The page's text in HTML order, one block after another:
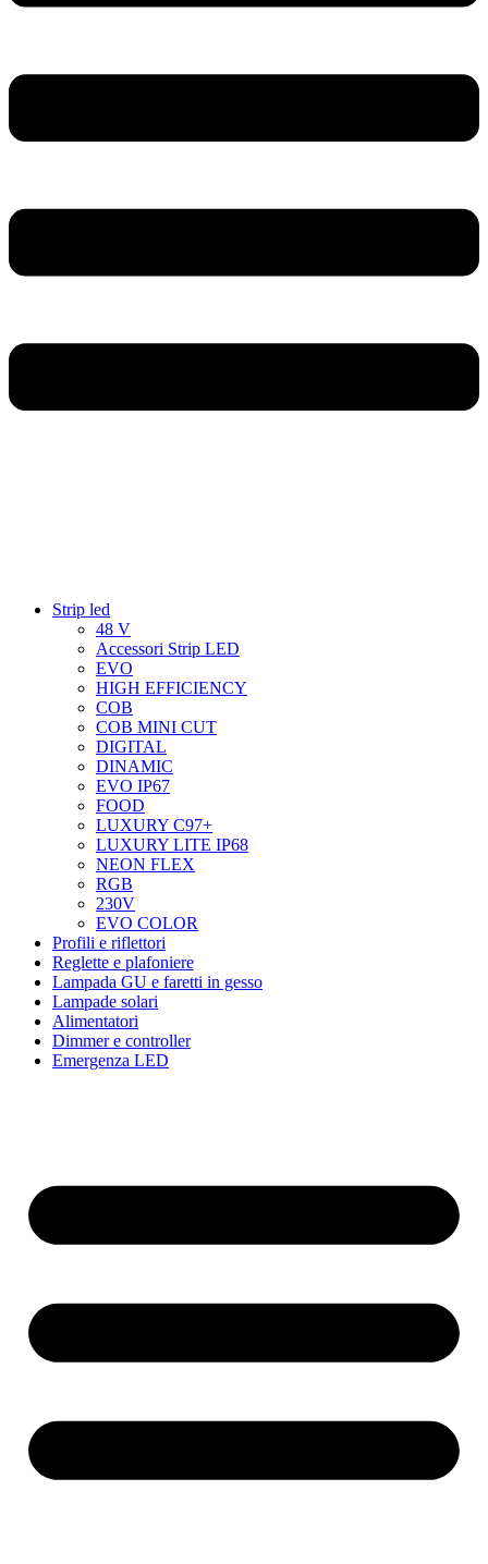
Strip led
48 V
Accessori Strip LED
EVO
HIGH EFFICIENCY
COB
COB MINI CUT
DIGITAL
DINAMIC
EVO IP67
FOOD
LUXURY C97+
LUXURY LITE IP68
NEON FLEX
RGB
230V
EVO COLOR
Profili e riflettori
Reglette e plafoniere
Lampada GU e faretti in gesso
Lampade solari
Alimentatori
Dimmer e controller
Emergenza LED